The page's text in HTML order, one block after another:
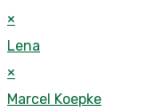
×
Lena
×
Marcel Koepke